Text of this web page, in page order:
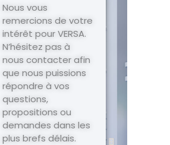
Nous vous
remercions de votre
intérêt pour VERSA.
N’hésitez pas à
nous contacter afin
que nous puissions
répondre à vos
questions,
propositions ou
demandes dans les
plus brefs délais.